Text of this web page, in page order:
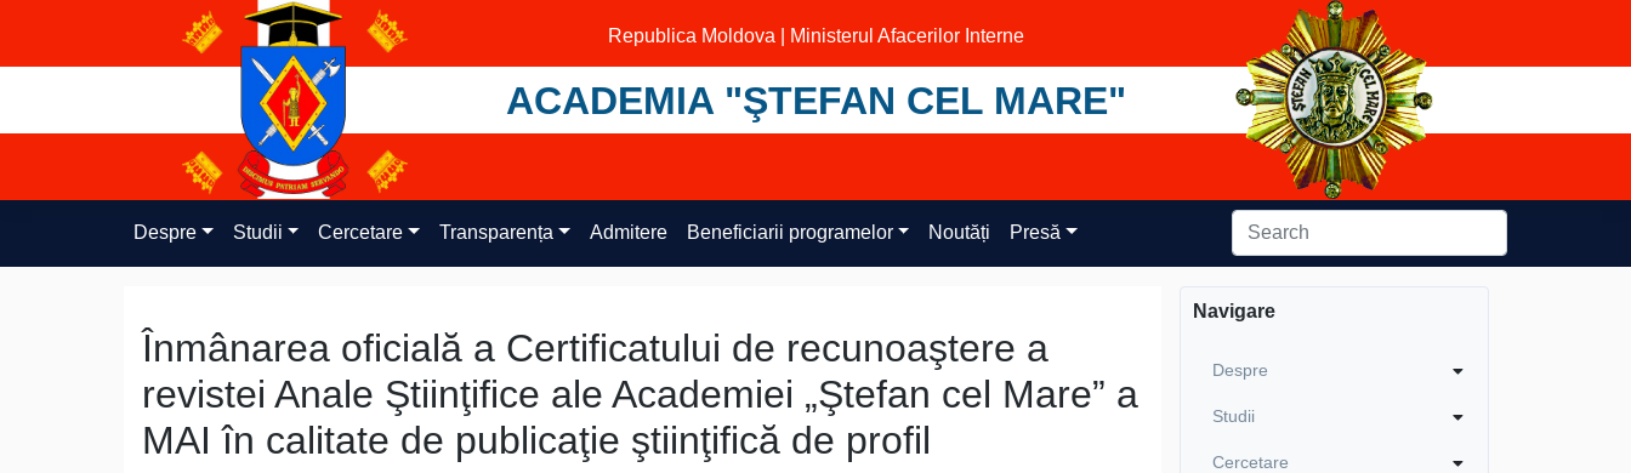
content
Republica Moldova | Ministerul Afacerilor Interne
ACADEMIA "ŞTEFAN CEL MARE"
Despre Studii Cercetare Transparența Admitere Beneficiarii programelor Noutăți Presă
Înmânarea oficială a Certificatului de recunoaştere a
revistei Anale Ştiinţifice ale Academiei „Ştefan cel Mare” a
MAI în calitate de publicaţie ştiinţifică de profil
Navigare
Despre
Studii
Cercetare